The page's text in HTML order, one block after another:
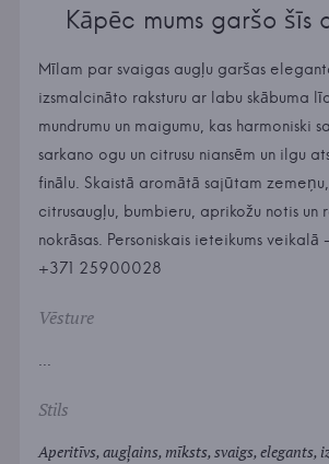
Kāpēc mums garšo šīs
Mīlam par svaigas augļu garšas
izsmalcināto raksturu ar labu skābuma
mundrumu un maigumu, kas harmoniski
sarkano ogu un citrusu niansēm un ilgu
finālu. Skaistā aromātā sajūtam
citrusaugļu, bumbieru, aprikožu notis un
nokrāsas. Personiskais ieteikums veikalā
+371 25900028
Vēsture
...
Stils
Aperitīvs, augļains, mīksts, svaigs, elegants,